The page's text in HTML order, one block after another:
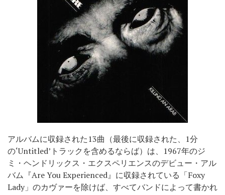
アルバムに収録された13曲（最後に収録された、1分
の‘Untitled’トラックを含めるならば）は、1967年のジ
ミ・ヘンドリックス・エクスペリエンスのデビュー・アル
バム『Are You Experienced』に収録されている「Foxy
Lady」のカヴァーを除けば、すべてバンドによって書かれ